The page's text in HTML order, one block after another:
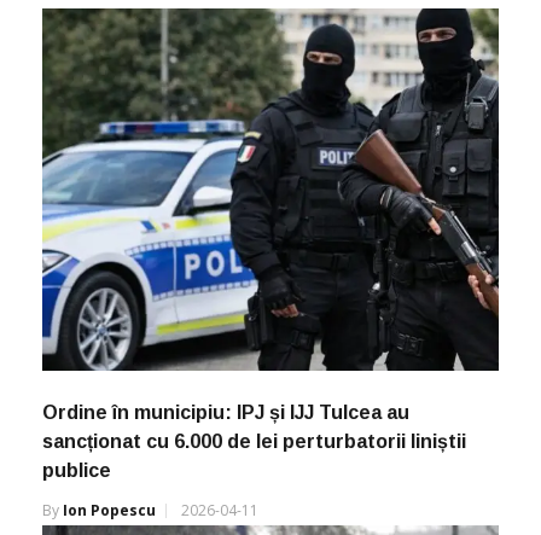
sancționat cu 6.000 de lei perturbatorii liniștii
publice
By